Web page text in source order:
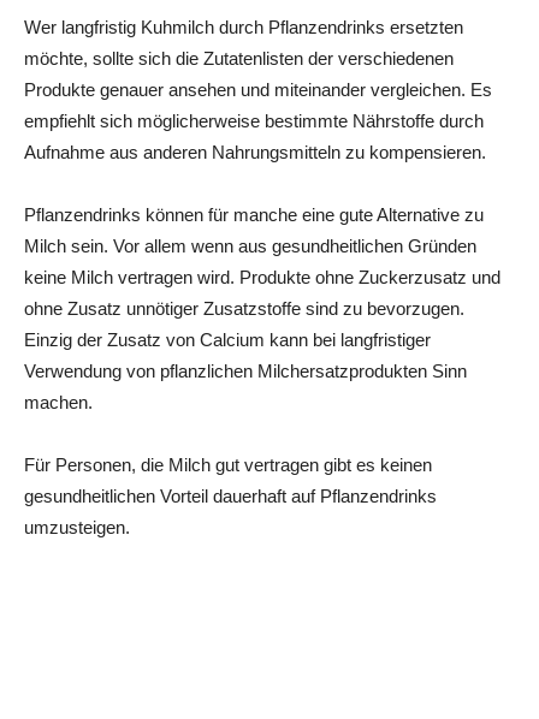
Wer langfristig Kuhmilch durch Pflanzendrinks ersetzten
möchte, sollte sich die Zutatenlisten der verschiedenen
Produkte genauer ansehen und miteinander vergleichen. Es
empfiehlt sich möglicherweise bestimmte Nährstoffe durch
Aufnahme aus anderen Nahrungsmitteln zu kompensieren.
Pflanzendrinks können für manche eine gute Alternative zu
Milch sein. Vor allem wenn aus gesundheitlichen Gründen
keine Milch vertragen wird. Produkte ohne Zuckerzusatz und
ohne Zusatz unnötiger Zusatzstoffe sind zu bevorzugen.
Einzig der Zusatz von Calcium kann bei langfristiger
Verwendung von pflanzlichen Milchersatzprodukten Sinn
machen.
Für Personen, die Milch gut vertragen gibt es keinen
gesundheitlichen Vorteil dauerhaft auf Pflanzendrinks
umzusteigen.